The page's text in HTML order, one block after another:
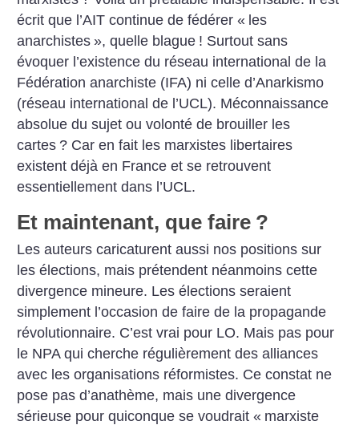
écrit que l’AIT continue de fédérer « les
anarchistes », quelle ­blague ! Surtout sans
évoquer l’existence du réseau international de la
Fédération anarchiste (IFA) ni celle d’Anarkismo
(réseau international de l’UCL). Méconnaissance
absolue du sujet ou volonté de brouiller les
cartes ? Car en fait les marxistes libertaires
existent déjà en France et se retrouvent
essentiellement dans l’UCL.
Et maintenant, que faire ?
Les auteurs caricaturent aussi nos positions sur
les élections, mais prétendent néanmoins cette
divergence mineure. Les élections seraient
simplement l’occasion de faire de la propagande
révolutionnaire. C’est vrai pour LO. Mais pas pour
le NPA qui cherche régulièrement des alliances
avec les organisations réformistes. Ce constat ne
pose pas d’anathème, mais une divergence
sérieuse pour quiconque se voudrait « marxiste